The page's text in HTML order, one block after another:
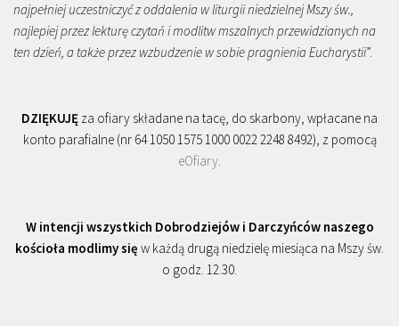
najpełniej uczestniczyć z oddalenia w liturgii niedzielnej Mszy św.,
najlepiej przez lekturę czytań i modlitw mszalnych przewidzianych na
ten dzień, a także przez wzbudzenie w sobie pragnienia Eucharystii”.
DZIĘKUJĘ za ofiary składane na tacę, do skarbony, wpłacane na
konto parafialne (nr 64 1050 1575 1000 0022 2248 8492), z pomocą
eOfiary.
W intencji wszystkich Dobrodziejów i Darczyńców naszego
kościoła modlimy się w każdą drugą niedzielę miesiąca na Mszy św.
o godz. 12.30.